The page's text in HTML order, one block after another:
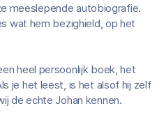
meeslepende autobiografie.
wat hem bezighield, op het
heel persoonlijk boek, het
je het leest, is het alsof hij zelf
de echte Johan kennen.